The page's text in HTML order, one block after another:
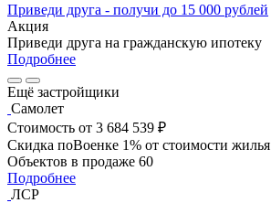
Приведи друга - получи до 15 000 рублей
Акция
Приведи друга на гражданскую ипотеку
Подробнее
Ещё застройщики
Самолет
Стоимость от 3 684 539 ₽
Скидка поВоенке 1% от стоимости жилья
Объектов в продаже 60
Подробнее
ЛСР